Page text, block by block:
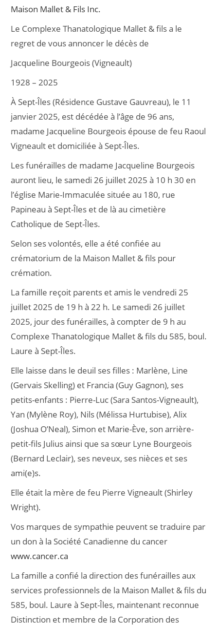
Maison Mallet & Fils Inc.
Le Complexe Thanatologique Mallet & fils a le
regret de vous annoncer le décès de
Jacqueline Bourgeois (Vigneault)
1928 – 2025
À Sept-Îles (Résidence Gustave Gauvreau), le 11
janvier 2025, est décédée à l’âge de 96 ans,
madame Jacqueline Bourgeois épouse de feu Raoul
Vigneault et domiciliée à Sept-Îles.
Les funérailles de madame Jacqueline Bourgeois
auront lieu, le samedi 26 juillet 2025 à 10 h 30 en
l’église Marie-Immaculée située au 180, rue
Papineau à Sept-Îles et de là au cimetière
Catholique de Sept-Îles.
Selon ses volontés, elle a été confiée au
crématorium de la Maison Mallet & fils pour
crémation.
La famille reçoit parents et amis le vendredi 25
juillet 2025 de 19 h à 22 h. Le samedi 26 juillet
2025, jour des funérailles, à compter de 9 h au
Complexe Thanatologique Mallet & fils du 585, boul.
Laure à Sept-Îles.
Elle laisse dans le deuil ses filles : Marlène, Line
(Gervais Skelling) et Francia (Guy Gagnon), ses
petits-enfants : Pierre-Luc (Sara Santos-Vigneault),
Yan (Mylène Roy), Nils (Mélissa Hurtubise), Alix
(Joshua O’Neal), Simon et Marie-Ève, son arrière-
petit-fils Julius ainsi que sa sœur Lyne Bourgeois
(Bernard Leclair), ses neveux, ses nièces et ses
ami(e)s.
Elle était la mère de feu Pierre Vigneault (Shirley
Wright).
Vos marques de sympathie peuvent se traduire par
un don à la Société Canadienne du cancer
www.cancer.ca
La famille a confié la direction des funérailles aux
services professionnels de la Maison Mallet & fils du
585, boul. Laure à Sept-Îles, maintenant reconnue
Distinction et membre de la Corporation des